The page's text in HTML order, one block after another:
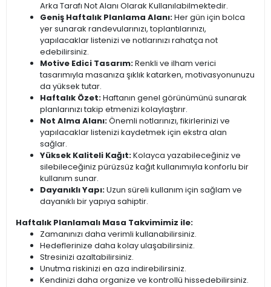
Arka Tarafı Not Alanı Olarak Kullanılabilmektedir.
Geniş Haftalık Planlama Alanı:Her gün için bolca
yer sunarak randevularınızı, toplantılarınızı,
yapılacaklar listenizi ve notlarınızı rahatça not
edebilirsiniz.
Motive Edici Tasarım:Renkli ve ilham verici
tasarımıyla masanıza şıklık katarken, motivasyonunuzu
da yüksek tutar.
Haftalık Özet:Haftanın genel görünümünü sunarak
planlarınızı takip etmenizi kolaylaştırır.
Not Alma Alanı:Önemli notlarınızı, fikirlerinizi ve
yapılacaklar listenizi kaydetmek için ekstra alan
sağlar.
Yüksek Kaliteli Kağıt:Kolayca yazabileceğiniz ve
silebileceğiniz pürüzsüz kağıt kullanımıyla konforlu bir
kullanım sunar.
Dayanıklı Yapı:Uzun süreli kullanım için sağlam ve
dayanıklı bir yapıya sahiptir.
Haftalık Planlamalı Masa Takvimimiz ile:
Zamanınızı daha verimli kullanabilirsiniz.
Hedeflerinize daha kolay ulaşabilirsiniz.
Stresinizi azaltabilirsiniz.
Unutma riskinizi en aza indirebilirsiniz.
Kendinizi daha organize ve kontrollü hissedebilirsiniz.